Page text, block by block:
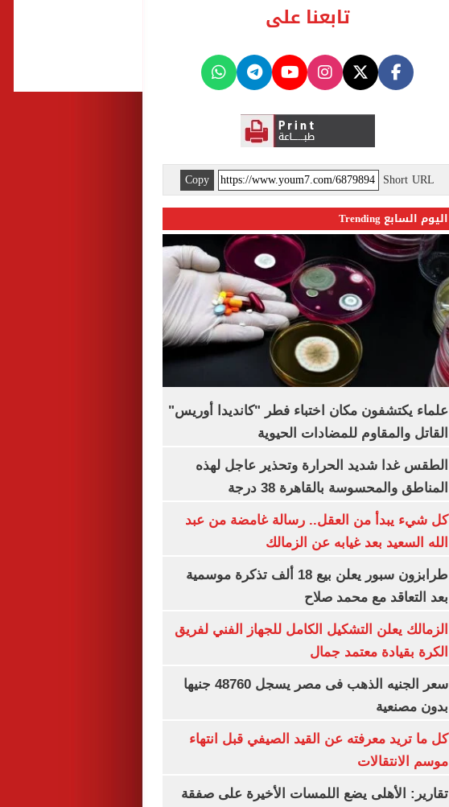
تابعنا على
Short URL
Copy
اليوم السابع Trending
علماء يكتشفون مكان اختباء فطر "كانديدا أوريس"
القاتل والمقاوم للمضادات الحيوية
الطقس غدا شديد الحرارة وتحذير عاجل لهذه
المناطق والمحسوسة بالقاهرة 38 درجة
كل شيء يبدأ من العقل.. رسالة غامضة من عبد
الله السعيد بعد غيابه عن الزمالك
طرابزون سبور يعلن بيع 18 ألف تذكرة موسمية
بعد التعاقد مع محمد صلاح
الزمالك يعلن التشكيل الكامل للجهاز الفني لفريق
الكرة بقيادة معتمد جمال
سعر الجنيه الذهب فى مصر يسجل 48760 جنيها
بدون مصنعية
كل ما تريد معرفته عن القيد الصيفي قبل انتهاء
موسم الانتقالات
تقارير: الأهلى يضع اللمسات الأخيرة على صفقة